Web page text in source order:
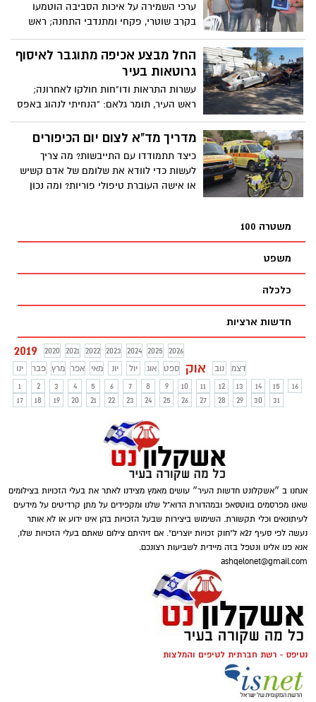
ערכי השמירה על איכות הסביבה הוטמעו
בקרב שוטרי, פקחי ומתנדבי התחנה; ראש
העיר, תומר גלאם: "התחנה מצטרפת לשורה
ארוכה של גנים ובתי ספר שהוסמכו לירוקים"
החל מבצע אכיפה מתוגבר לאיסוף
גרוטאות בעיר
עשרות התראות ודו"חות חולקו לאחרונה;
ראש העיר, תומר גלאם: "הנחיתי לנהוג באפס
סובלנות על מנת לצמצם ולמנוע את התופעה
ככל הניתן"
מדריך מד"א לצום יום הכיפורים
כיצד תתמודדו עם התייבשות? מה צריך
לעשות כדי לוודא את שלומם של אדם קשיש
או אישה העוברת טיפולי פוריות? ומה נכון
משטרה 100
משפט
כלכלה
חדשות ארציות
2019 2020 2021 2022 2023 2024 2025
2026
ינו
פבר מרץ אפר מאי יונ יול אוג ספט אוק נוב
דצמ
1
2 3 4 5 6 7 8 9 10 11 12 13 14 15
16
17
18 19 20 21 22 23 24 25 26 27 28 29 30 31
אנחנו ב ״אשקלונט חדשות העיר״ עושים מאמץ מצידנו לאתר את בעלי הזכויות בצילומים
שאנו מפרסמים בווטסאפ ובמהדורת הדוא"ל שלנו ומקפידים על מתן קרדיטים על מידעים
לעיתונאים וכלי תקשורת. השימוש ביצירות שבעל הזכויות בהן אינו ידוע או לא אותר
נעשה לפי סעיף 27א ל"חוק זכויות יוצרים". אם זיהיתם צילום שאתם בעלי הזכויות שלו,
אנא פנו אלינו ונטפל בזה מיידית לשביעות רצונכם.
ashqelonet@gmail.com
נטיפס - רשת חברתית לטיפים והמלצות